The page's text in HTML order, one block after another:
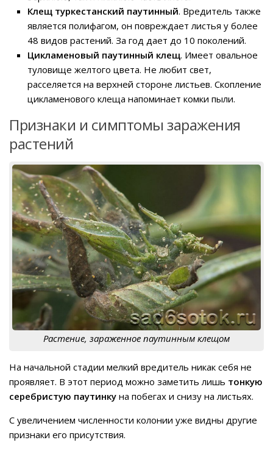
Клещ туркестанский паутинный. Вредитель также
является полифагом, он повреждает листья у более
48 видов растений. За год дает до 10 поколений.
Цикламеновый паутинный клещ. Имеет овальное
туловище желтого цвета. Не любит свет,
расселяется на верхней стороне листьев. Скопление
цикламенового клеща напоминает комки пыли.
Признаки и симптомы заражения
растений
Растение, зараженное паутинным клещом
На начальной стадии мелкий вредитель никак себя не
проявляет. В этот период можно заметить лишь тонкую
серебристую паутинку на побегах и снизу на листьях.
С увеличением численности колонии уже видны другие
признаки его присутствия.